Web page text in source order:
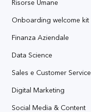
Risorse Umane
Onboarding welcome kit
Finanza Aziendale
Data Science
Sales e Customer Service
Digital Marketing
Social Media & Content